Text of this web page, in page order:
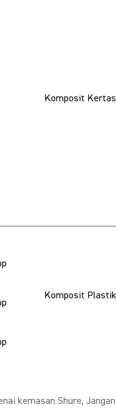
Komposit Kertas
Komposit Plastik
kemasan Shure,